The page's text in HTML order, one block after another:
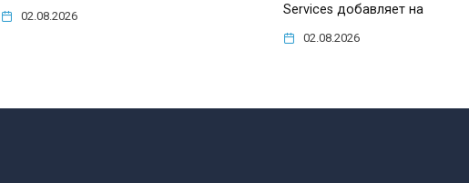
02.08.2026
Services добавляет на
02.08.2026